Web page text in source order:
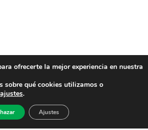
ofrecerte la mejor experiencia en nuestra
sobre qué cookies utilizamos o
ajustes.
Ajustes